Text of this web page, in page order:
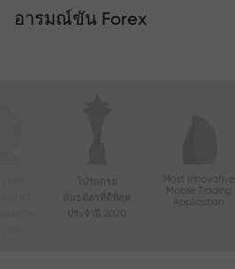
อารมณ์ขัน Forex
โปรแกรม
พันธมิตรที่ดีที่สุด
ประจำปี 2020
Most Innovative
Mobile Trading
Application